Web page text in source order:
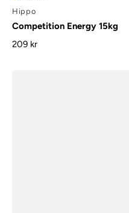
Hippo
Competition Energy 15kg
209 kr